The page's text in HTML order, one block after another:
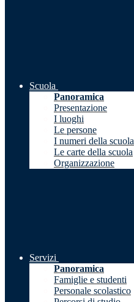
Scuola
Panoramica
Presentazione
I luoghi
Le persone
I numeri della scuola
Le carte della scuola
Organizzazione
Servizi
Panoramica
Famiglie e studenti
Personale scolastico